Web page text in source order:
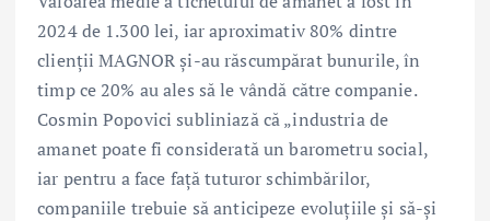
2024 de 1.300 lei, iar aproximativ 80% dintre
clienții MAGNOR și-au răscumpărat bunurile, în
timp ce 20% au ales să le vândă către companie.
Cosmin Popovici subliniază că „industria de
amanet poate fi considerată un barometru social,
iar pentru a face față tuturor schimbărilor,
companiile trebuie să anticipeze evoluțiile și să-și